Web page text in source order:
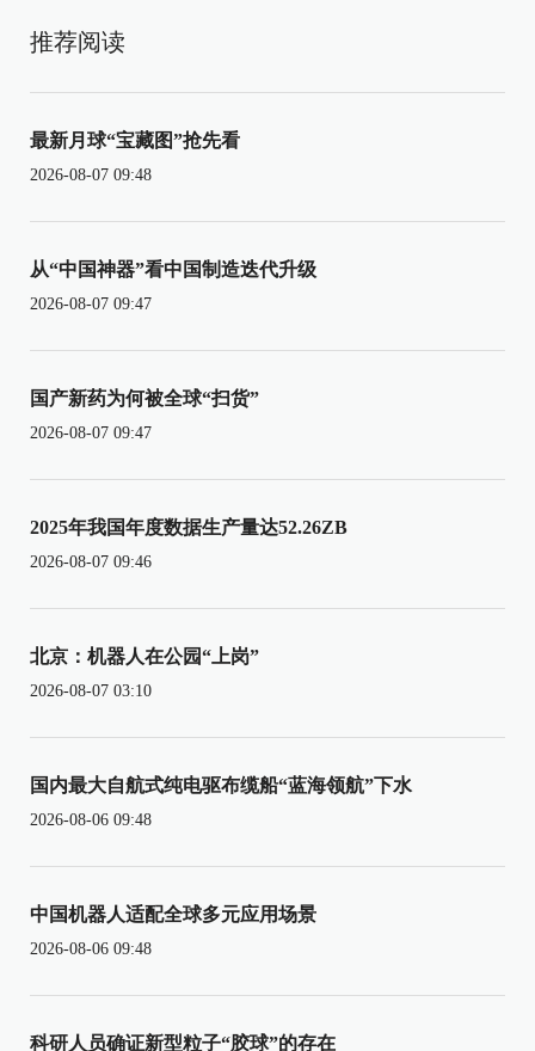
推荐阅读
最新月球“宝藏图”抢先看
2026-08-07 09:48
从“中国神器”看中国制造迭代升级
2026-08-07 09:47
国产新药为何被全球“扫货”
2026-08-07 09:47
2025年我国年度数据生产量达52.26ZB
2026-08-07 09:46
北京：机器人在公园“上岗”
2026-08-07 03:10
国内最大自航式纯电驱布缆船“蓝海领航”下水
2026-08-06 09:48
中国机器人适配全球多元应用场景
2026-08-06 09:48
科研人员确证新型粒子“胶球”的存在